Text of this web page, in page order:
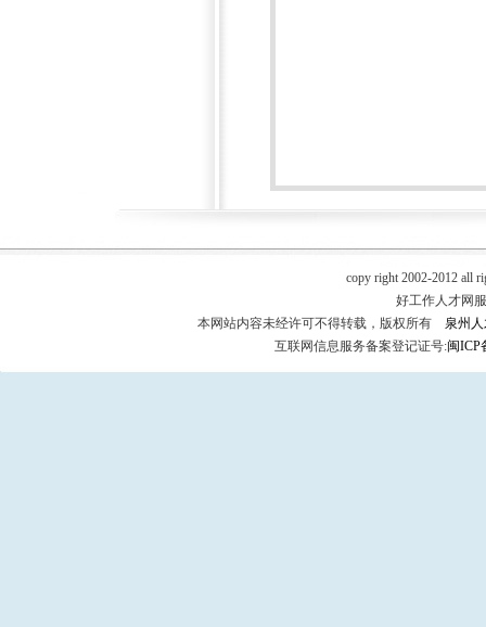
copy right 2002-2012 all
好工作人才网
本网站内容未经许可不得转载，版权所有
泉州
互联网信息服务备案登记证号:闽ICP